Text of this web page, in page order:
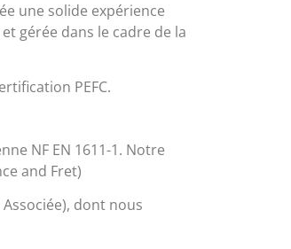
une solide expérience
gérée dans le cadre de la
PEFC.
NF EN 1611-1. Notre
and Fret)
dont nous